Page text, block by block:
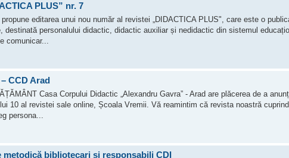
PLUS” nr. 7
editarea unui nou număr al revistei „DIDACTICA PLUS", care este o
destinată personalului didactic, didactic auxiliar și nedidactic din sistemul
comunicar...
CCD Arad
Casa Corpului Didactic „Alexandru Gavra” - Arad are plăcerea de a
10 al revistei sale online, Școala Vremii. Vă reamintim că revista noastră
persona...
metodică bibliotecari și responsabili CDI